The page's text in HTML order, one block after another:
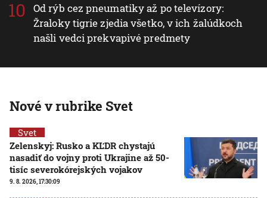
Od rýb cez pneumatiky až po televízory:
Žraloky tigrie zjedia všetko, v ich žalúdkoch
našli vedci prekvapivé predmety
Nové v rubrike Svet
Svet
Zelenskyj: Rusko a KĽDR chystajú
nasadiť do vojny proti Ukrajine až 50-
tisíc severokórejských vojakov
9. 8. 2026, 17:30:09